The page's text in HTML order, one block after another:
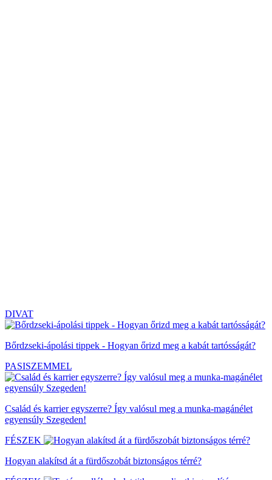
DIVAT
Bőrdzseki-ápolási tippek - Hogyan őrizd meg a kabát tartósságát?
PASISZEMMEL
Család és karrier egyszerre? Így valósul meg a munka-magánélet
egyensúly Szegeden!
FÉSZEK
Hogyan alakítsd át a fürdőszobát biztonságos térré?